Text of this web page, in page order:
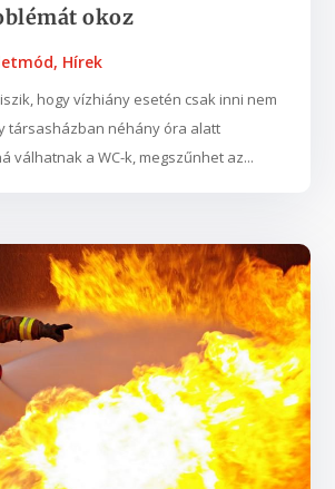
okoz
, Hírek
hogy vízhiány esetén csak inni nem
társasházban néhány óra alatt
válhatnak a WC-k, megszűnhet az...